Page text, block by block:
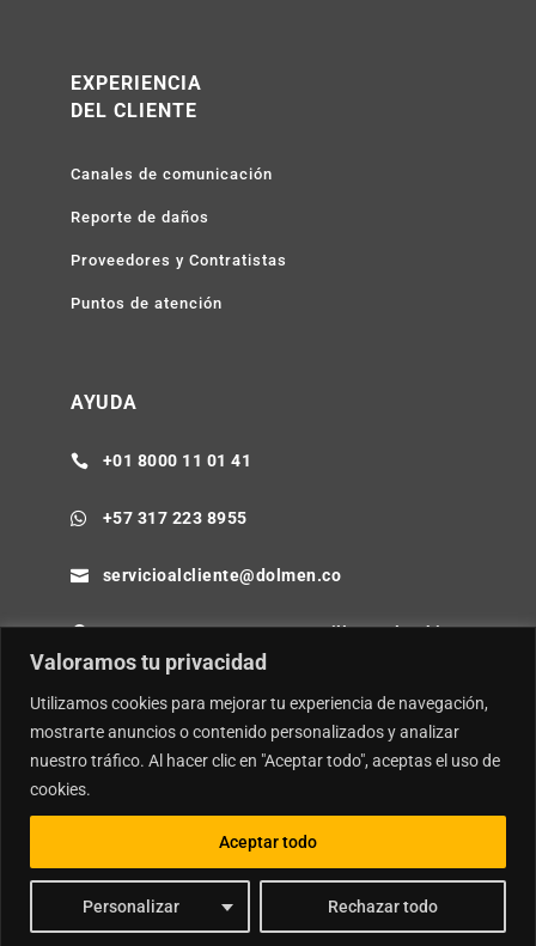
Valoramos tu privacidad
Utilizamos cookies para mejorar tu experiencia de navegación,
mostrarte anuncios o contenido personalizados y analizar
nuestro tráfico. Al hacer clic en "Aceptar todo", aceptas el uso de
cookies.
Personalizar Rechazar todo
Aceptar todo
EXPERIENCIA
DEL CLIENTE
Canales de comunicación
Reporte de daños
Proveedores y Contratistas
Puntos de atención
AYUDA
 +01 8000 11 01 41
 +57 317 223 8955
 servicioalcliente@dolmen.co
 Cra 64B No. 85-80 Barranquilla - Colombia
© CopyrightDolmen SA.| Desarrollador porIdeamosweb.
Política de Seguridad de la Información e Inteligencia Artificial